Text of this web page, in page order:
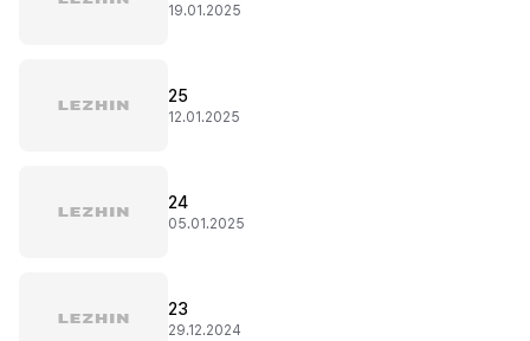
19.01.2025
25
12.01.2025
24
05.01.2025
23
29.12.2024